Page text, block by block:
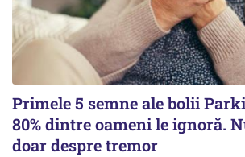
Primele 5 semne ale bolii
80% dintre oameni le ignoră.
doar despre tremor